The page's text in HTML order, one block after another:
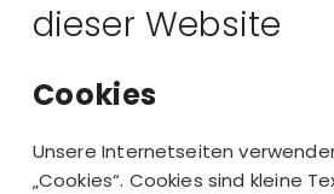
dieser Website
Cookies
Unsere Internetseiten
„Cookies“. Cookies sind kleine